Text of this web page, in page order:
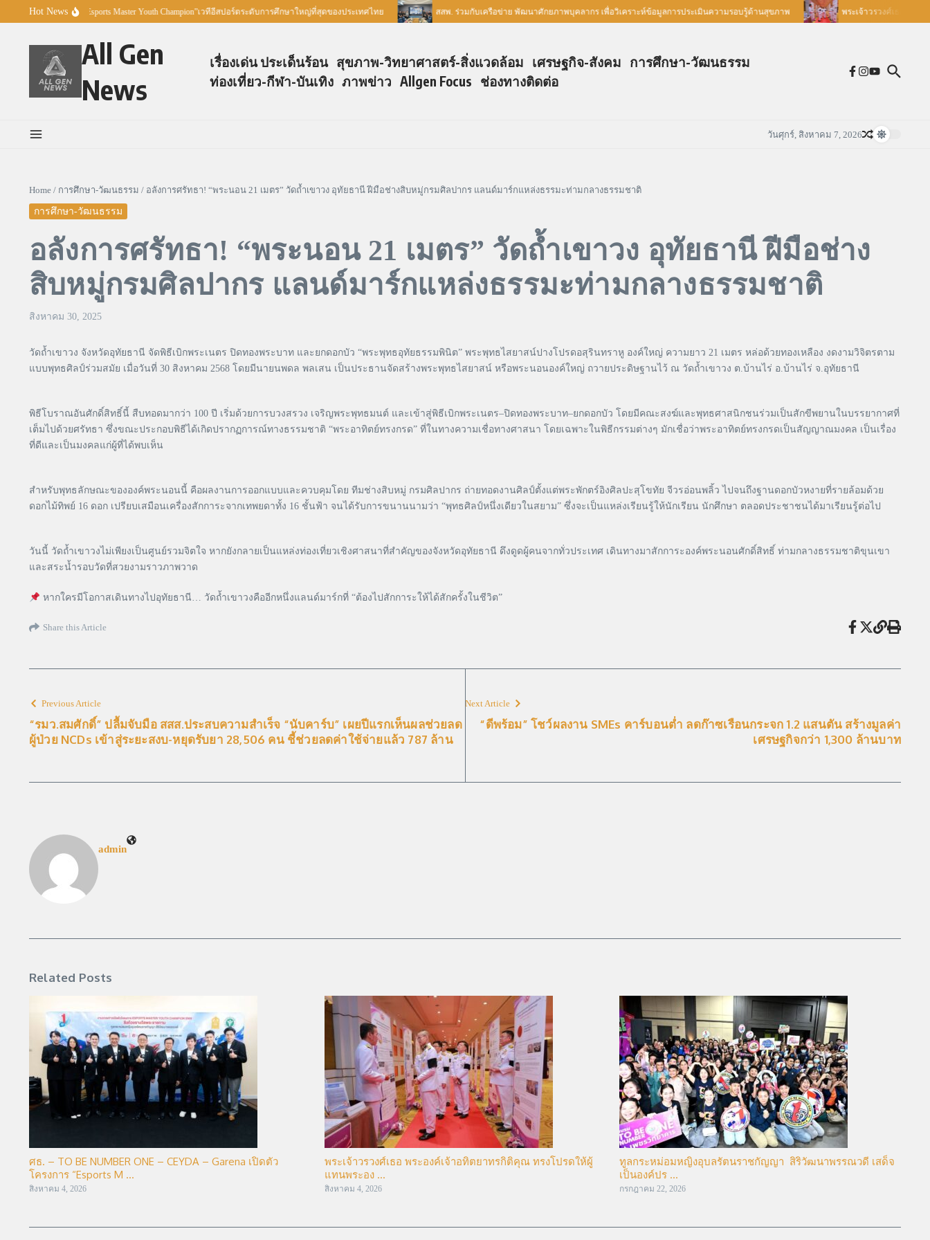
Skip to content
Hot News
เปิดตัวโครงการ “Esports Master Youth Champion”เวทีอีสปอร์ตระดับการศึกษาใหญ่ที่สุดของประเทศไทย สสพ. ร่วมกับเครือข่าย พัฒนาศักยภาพบุคลากร เพื่อวิเคราะห์ข้อมูลการประเมินความรอบรู้ด้านสุขภาพ พระเจ้าวรวงศ์เธอ พระอง
All Gen
News
เรื่องเด่น ประเด็นร้อน สุขภาพ-วิทยาศาสตร์-สิ่งแวดล้อม เศรษฐกิจ-สังคม การศึกษา-วัฒนธรรม
ท่องเที่ยว-กีฬา-บันเทิง ภาพข่าว Allgen Focus ช่องทางติดต่อ
วันศุกร์, สิงหาคม 7, 2026
Home / การศึกษา-วัฒนธรรม / อลังการศรัทธา! “พระนอน 21 เมตร” วัดถ้ำเขาวง อุทัยธานี ฝีมือช่างสิบหมู่กรมศิลปากร แลนด์มาร์กแหล่งธรรมะท่ามกลางธรรมชาติ
การศึกษา-วัฒนธรรม
อลังการศรัทธา! “พระนอน 21 เมตร” วัดถ้ำเขาวง อุทัยธานี ฝีมือช่าง
สิบหมู่กรมศิลปากร แลนด์มาร์กแหล่งธรรมะท่ามกลางธรรมชาติ
สิงหาคม 30, 2025
วัดถ้ำเขาวง จังหวัดอุทัยธานี จัดพิธีเบิกพระเนตร ปิดทองพระบาท และยกดอกบัว “พระพุทธอุทัยธรรมพินิต” พระพุทธไสยาสน์ปางโปรดอสุรินทราหู องค์ใหญ่ ความยาว 21 เมตร หล่อด้วยทองเหลือง งดงามวิจิตรตาม
แบบพุทธศิลป์ร่วมสมัย เมื่อวันที่ 30 สิงหาคม 2568 โดยมีนายนพดล พลเสน เป็นประธานจัดสร้างพระพุทธไสยาสน์ หรือพระนอนองค์ใหญ่ ถวายประดิษฐานไว้ ณ วัดถ้ำเขาวง ต.บ้านไร่ อ.บ้านไร่ จ.อุทัยธานี
พิธีโบราณอันศักดิ์สิทธิ์นี้ สืบทอดมากว่า 100 ปี เริ่มด้วยการบวงสรวง เจริญพระพุทธมนต์ และเข้าสู่พิธีเบิกพระเนตร–ปิดทองพระบาท–ยกดอกบัว โดยมีคณะสงฆ์และพุทธศาสนิกชนร่วมเป็นสักขีพยานในบรรยากาศที่
เต็มไปด้วยศรัทธา ซึ่งขณะประกอบพิธีได้เกิดปรากฏการณ์ทางธรรมชาติ “พระอาทิตย์ทรงกรด” ที่ในทางความเชื่อทางศาสนา โดยเฉพาะในพิธีกรรมต่างๆ มักเชื่อว่าพระอาทิตย์ทรงกรดเป็นสัญญาณมงคล เป็นเรื่อง
ที่ดีและเป็นมงคลแก่ผู้ที่ได้พบเห็น
สำหรับพุทธลักษณะขององค์พระนอนนี้ คือผลงานการออกแบบและควบคุมโดย ทีมช่างสิบหมู่ กรมศิลปากร ถ่ายทอดงานศิลป์ตั้งแต่พระพักตร์อิงศิลปะสุโขทัย จีวรอ่อนพลิ้ว ไปจนถึงฐานดอกบัวหงายที่รายล้อมด้วย
ดอกไม้ทิพย์ 16 ดอก เปรียบเสมือนเครื่องสักการะจากเทพยดาทั้ง 16 ชั้นฟ้า จนได้รับการขนานนามว่า “พุทธศิลป์หนึ่งเดียวในสยาม” ซึ่งจะเป็นแหล่งเรียนรู้ให้นักเรียน นักศึกษา ตลอดประชาชนได้มาเรียนรู้ต่อไป
วันนี้ วัดถ้ำเขาวงไม่เพียงเป็นศูนย์รวมจิตใจ หากยังกลายเป็นแหล่งท่องเที่ยวเชิงศาสนาที่สำคัญของจังหวัดอุทัยธานี ดึงดูดผู้คนจากทั่วประเทศ เดินทางมาสักการะองค์พระนอนศักดิ์สิทธิ์ ท่ามกลางธรรมชาติขุนเขา
และสระน้ำรอบวัดที่สวยงามราวภาพวาด
หากใครมีโอกาสเดินทางไปอุทัยธานี… วัดถ้ำเขาวงคืออีกหนึ่งแลนด์มาร์กที่ “ต้องไปสักการะให้ได้สักครั้งในชีวิต”
Share this Article
Previous Article
“รมว.สมศักดิ์” ปลื้มจับมือ สสส.ประสบความสำเร็จ “นับคาร์บ” เผยปีแรกเห็นผลช่วยลด
ผู้ป่วย NCDs เข้าสู่ระยะสงบ-หยุดรับยา 28,506 คน ชี้ช่วยลดค่าใช้จ่ายแล้ว 787 ล้าน
Next Article
“ดีพร้อม” โชว์ผลงาน SMEs คาร์บอนต่ำ ลดก๊าซเรือนกระจก 1.2 แสนตัน สร้างมูลค่า
เศรษฐกิจกว่า 1,300 ล้านบาท
admin
Related Posts
ศธ. – TO BE NUMBER ONE – CEYDA – Garena เปิดตัว
โครงการ “Esports M ...
สิงหาคม 4, 2026
พระเจ้าวรวงศ์เธอ พระองค์เจ้าอทิตยาทรกิติคุณ ทรงโปรดให้ผู้
แทนพระอง ...
สิงหาคม 4, 2026
ทูลกระหม่อมหญิงอุบลรัตนราชกัญญา สิริวัฒนาพรรณวดี เสด็จ
เป็นองค์ปร ...
กรกฎาคม 22, 2026